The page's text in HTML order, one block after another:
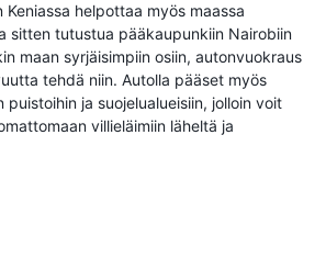
helpottaa myös maassa
sitten tutustua pääkaupunkiin Nairobiin
maan syrjäisimpiin osiin, autonvuokraus
tehdä niin. Autolla pääset myös
puistoihin ja suojelualueisiin, jolloin voit
villieläimiin läheltä ja